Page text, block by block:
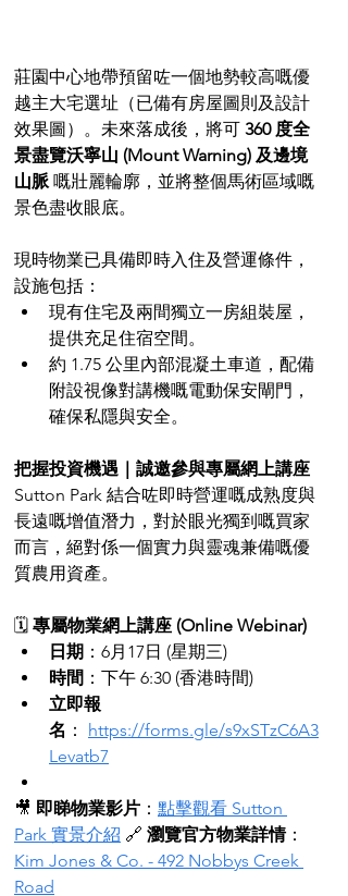
莊園中心地帶預留咗一個地勢較高嘅優
越主大宅選址（已備有房屋圖則及設計
效果圖）。未來落成後，將可 360 度全
景盡覽沃寧山 (Mount Warning) 及邊境
山脈 嘅壯麗輪廓，並將整個馬術區域嘅
景色盡收眼底。
現時物業已具備即時入住及營運條件，
設施包括：
現有住宅及兩間獨立一房組裝屋，
提供充足住宿空間。
約 1.75 公里內部混凝土車道，配備
附設視像對講機嘅電動保安閘門，
確保私隱與安全。
把握投資機遇｜誠邀參與專屬網上講座
Sutton Park 結合咗即時營運嘅成熟度與
長遠嘅增值潛力，對於眼光獨到嘅買家
而言，絕對係一個實力與靈魂兼備嘅優
質農用資產。
🗓️ 專屬物業網上講座 (Online Webinar)
日期 ：6月17日 (星期三)
時間 ：下午 6:30 (香港時間)
立即報
名 ： https://forms.gle/s9xSTzC6A3
Levatb7
🎥 即睇物業影片 ： 點擊觀看 Sutton
Park 實景介紹 🔗 瀏覽官方物業詳情：
Kim Jones & Co. - 492 Nobbys Creek
Road